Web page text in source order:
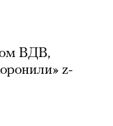
ВДВ,
z-